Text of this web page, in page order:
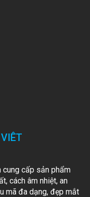
cung cấp sản phẩm
cách âm nhiệt, an
mã đa dạng, đẹp mắt